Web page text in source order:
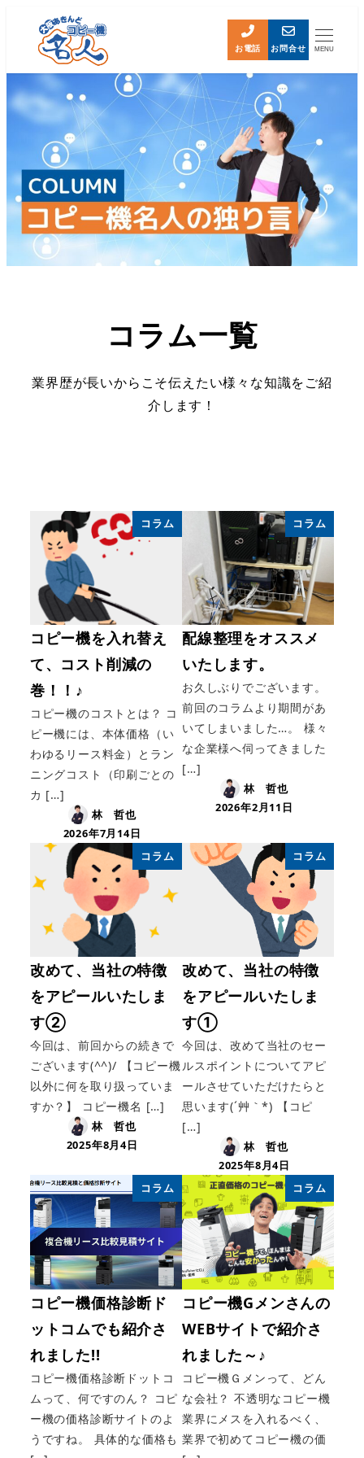
お電話 お問合せ MENU
コラム一覧
業界歴が長いからこそ伝えたい様々な知識をご紹
介します！
コラム
コピー機を入れ替え
て、コスト削減の
巻！！♪
コピー機のコストとは？ コ
ピー機には、本体価格（い
わゆるリース料金）とラン
ニングコスト（印刷ごとの
カ […]
林 哲也
2026年7月14日
コラム
配線整理をオススメ
いたします。
お久しぶりでございます。
前回のコラムより期間があ
いてしまいました…。 様々
な企業様へ伺ってきました
[…]
林 哲也
2026年2月11日
コラム
改めて、当社の特徴
をアピールいたしま
す②
今回は、前回からの続きで
ございます(^^)/ 【コピー機
以外に何を取り扱っていま
すか？】 コピー機名 […]
林 哲也
2025年8月4日
コラム
改めて、当社の特徴
をアピールいたしま
す①
今回は、改めて当社のセー
ルスポイントについてアピ
ールさせていただけたらと
思います(´艸｀*) 【コピ
[…]
林 哲也
2025年8月4日
コラム
コピー機価格診断ド
ットコムでも紹介さ
れました!!
コピー機価格診断ドットコ
ムって、何ですのん？ コピ
ー機の価格診断サイトのよ
うですね。 具体的な価格も
コラム
コピー機Gメンさんの
WEBサイトで紹介さ
れました～♪
コピー機Ｇメンって、どん
な会社？ 不透明なコピー機
業界にメスを入れるべく、
業界で初めてコピー機の価